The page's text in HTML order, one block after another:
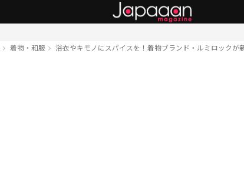
着物・和服 浴衣やキモノにスパイスを！着物ブランド・ルミロックが